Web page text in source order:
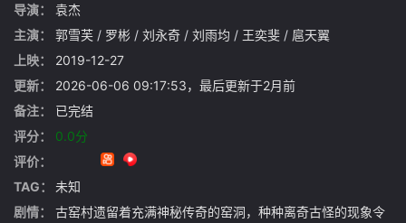
导演：
袁杰
主演：
郭雪芙 / 罗彬 / 刘永奇 / 刘雨均 / 王奕斐 / 扈天翼
上映：
2019-12-27
更新：
2026-06-06 09:17:53，最后更新于2月前
备注：
已完结
评分：
0.0分
评价：
TAG：
未知
剧情：
古窑村遗留着充满神秘传奇的窑洞，种种离奇古怪的现象令